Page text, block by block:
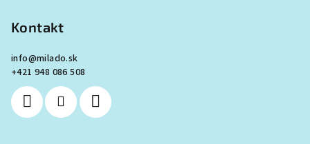
Kontakt
info@milado.sk
+421 948 086 508